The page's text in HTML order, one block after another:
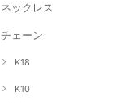
ネックレス
チェーン
K18
K10